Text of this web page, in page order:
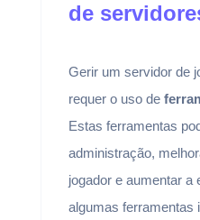
de
Gerir um servidor de
requer o uso de
Estas ferramentas
administração,
jogador e aumentar a
algumas ferramentas